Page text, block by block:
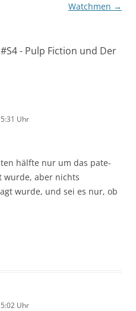
Watchmen →
- Pulp Fiction und Der
Uhr
hälfte nur um das pate-
wurde, aber nichts
wurde, und sei es nur, ob
Uhr